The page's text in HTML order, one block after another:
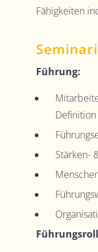
Fähigkeiten
Führung:
Definition
Stärken-